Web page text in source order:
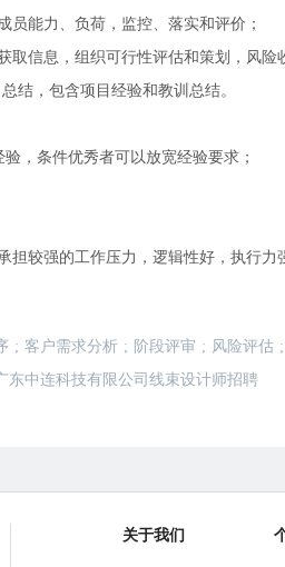
员能力、负荷，监控、落实和评价；
信息，组织可行性评估和策划，风险
结，包含项目经验和教训总结。
，条件优秀者可以放宽经验要求；
较强的工作压力，逻辑性好，执行力
; 客户需求分析 ; 阶段评审 ; 风险评估 ;
东中连科技有限公司线束设计师招聘
关于我们